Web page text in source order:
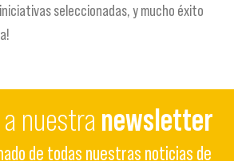
seleccionadas, y mucho éxito
nuestra newsletter
de todas nuestras noticias de